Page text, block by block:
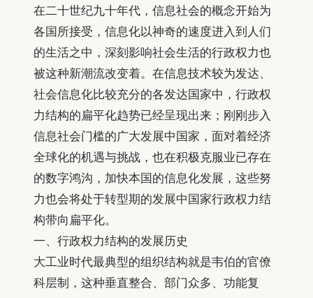
在二十世纪九十年代，信息社会的概念开始为
各国所接受，信息化以神奇的速度进入到人们
的生活之中，深刻影响社会生活的行政权力也
被这种新潮流改变着。在信息技术较为发达、
社会信息化比较充分的各发达国家中，行政权
力结构的扁平化趋势已经呈现出来；刚刚步入
信息社会门槛的广大发展中国家，面对着经济
全球化的机遇与挑战，也在积极克服业已存在
的数字鸿沟，加快本国的信息化发展，这些努
力也会将处于转型期的发展中国家行政权力结
构带向扁平化。
一、行政权力结构的发展历史
大工业时代最典型的组织结构就是韦伯的官僚
科层制，这种垂直整合、部门众多、功能复